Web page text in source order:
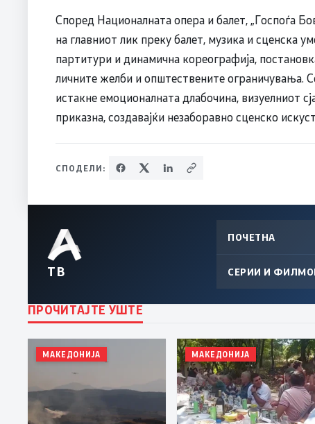
Според Националната опера и балет, „Госпоѓа
на главниот лик преку балет, музика и сценска
партитури и динамична кореографија,
личните желби и општествените ограничувања.
истакне емоционалната длабочина, визуелниот
приказна, создавајќи незаборавно сценско
СПОДЕЛИ:
ТВ
ПОЧЕТНА
СЕРИИ И
ПРОЧИТАЈТЕ УШТЕ
МАКЕДОНИЈА МАКЕДОНИЈА